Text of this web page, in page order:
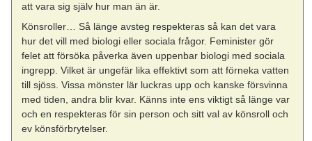
att vara sig själv hur man än är.
Könsroller… Så länge avsteg respekteras så kan det vara
hur det vill med biologi eller sociala frågor. Feminister gör
felet att försöka påverka även uppenbar biologi med sociala
ingrepp. Vilket är ungefär lika effektivt som att förneka vatten
till sjöss. Vissa mönster lär luckras upp och kanske försvinna
med tiden, andra blir kvar. Känns inte ens viktigt så länge var
och en respekteras för sin person och sitt val av könsroll och
ev könsförbrytelser.